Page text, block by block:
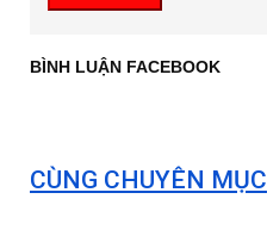
BÌNH LUẬN FACEBOOK
CÙNG CHUYÊN MỤC